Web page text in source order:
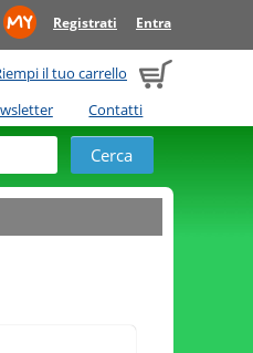
Registrati Entra
il tuo carrello
Contatti